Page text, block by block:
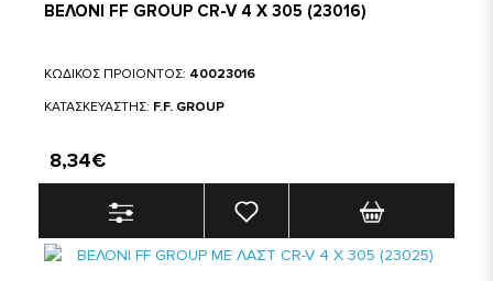
ΒΕΛΟΝΙ FF GROUP CR-V 4 Χ 305 (23016)
ΚΩΔΙΚΟΣ ΠΡΟΙΟΝΤΟΣ: 40023016
ΚΑΤΑΣΚΕΥΑΣΤΗΣ: F.F. GROUP
8,34€